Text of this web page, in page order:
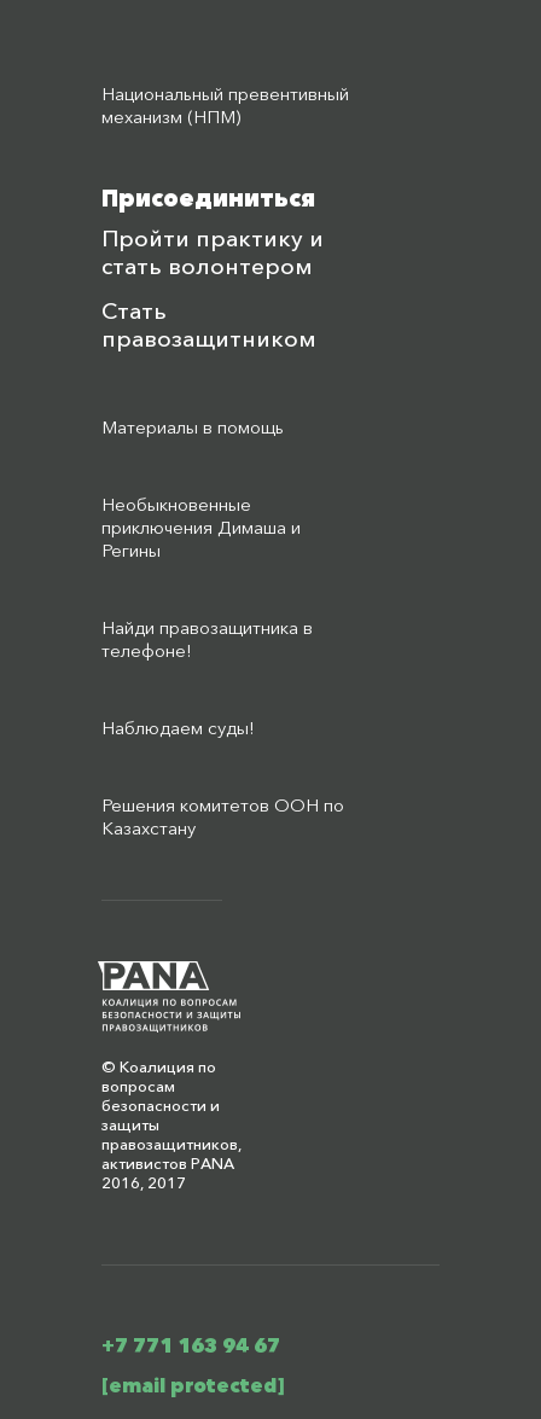
© Коалиция по
вопросам
безопасности и
защиты
правозащитников,
активистов PANA
2016, 2017
Национальный превентивный
механизм (НПМ)
Присоединиться
Пройти практику и
стать волонтером
Стать
правозащитником
Материалы в помощь
Необыкновенные
приключения Димаша и
Регины
Найди правозащитника в
телефоне!
Наблюдаем суды!
Решения комитетов ООН по
Казахстану
+7 771 163 94 67
[email protected]